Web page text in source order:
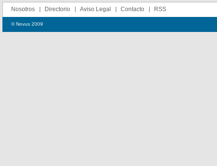
Nosotros Directorio Aviso Legal Contacto RSS
© Novus 2009